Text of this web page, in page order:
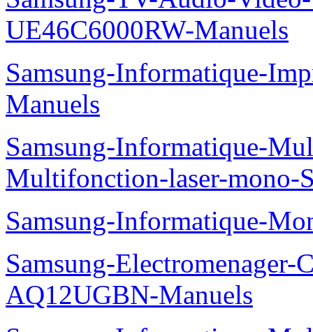
UE46C6000RW-Manuels
Samsung-Informatique-
Manuels
Samsung-Informatique-
Multifonction-laser-mono-
Samsung-Informatique-
Samsung-Electromenager-
AQ12UGBN-Manuels